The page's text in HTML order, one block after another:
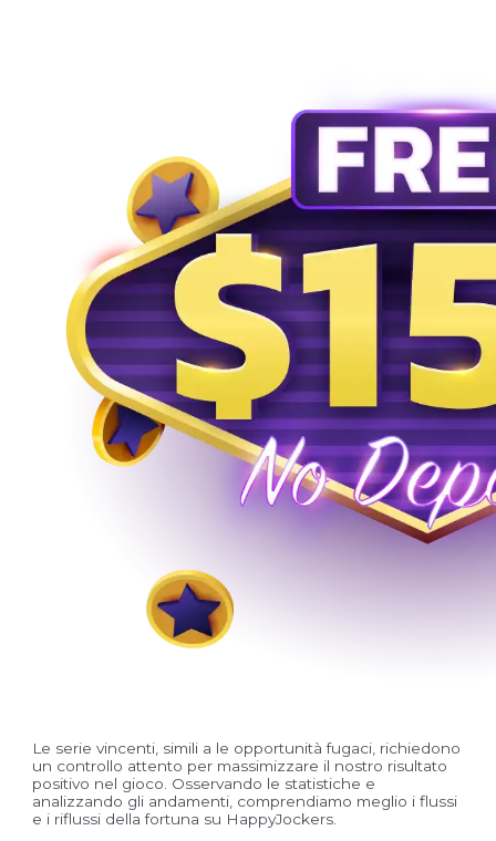
Le serie vincenti, simili a le opportunità fugaci, richiedono
un controllo attento per massimizzare il nostro risultato
positivo nel gioco. Osservando le statistiche e
analizzando gli andamenti, comprendiamo meglio i flussi
e i riflussi della fortuna su HappyJockers.